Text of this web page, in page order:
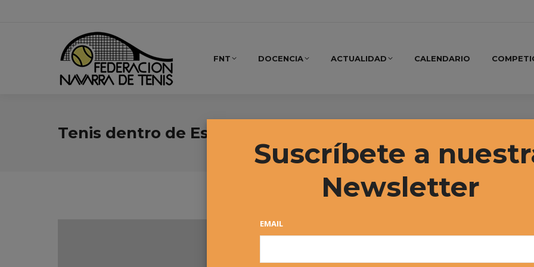
FNT DOCENCIA ACTUALIDAD CALENDARIO
Tenis dentro de Eskola Vitae Navarra
Suscríbete a
Newsletter
EMAIL